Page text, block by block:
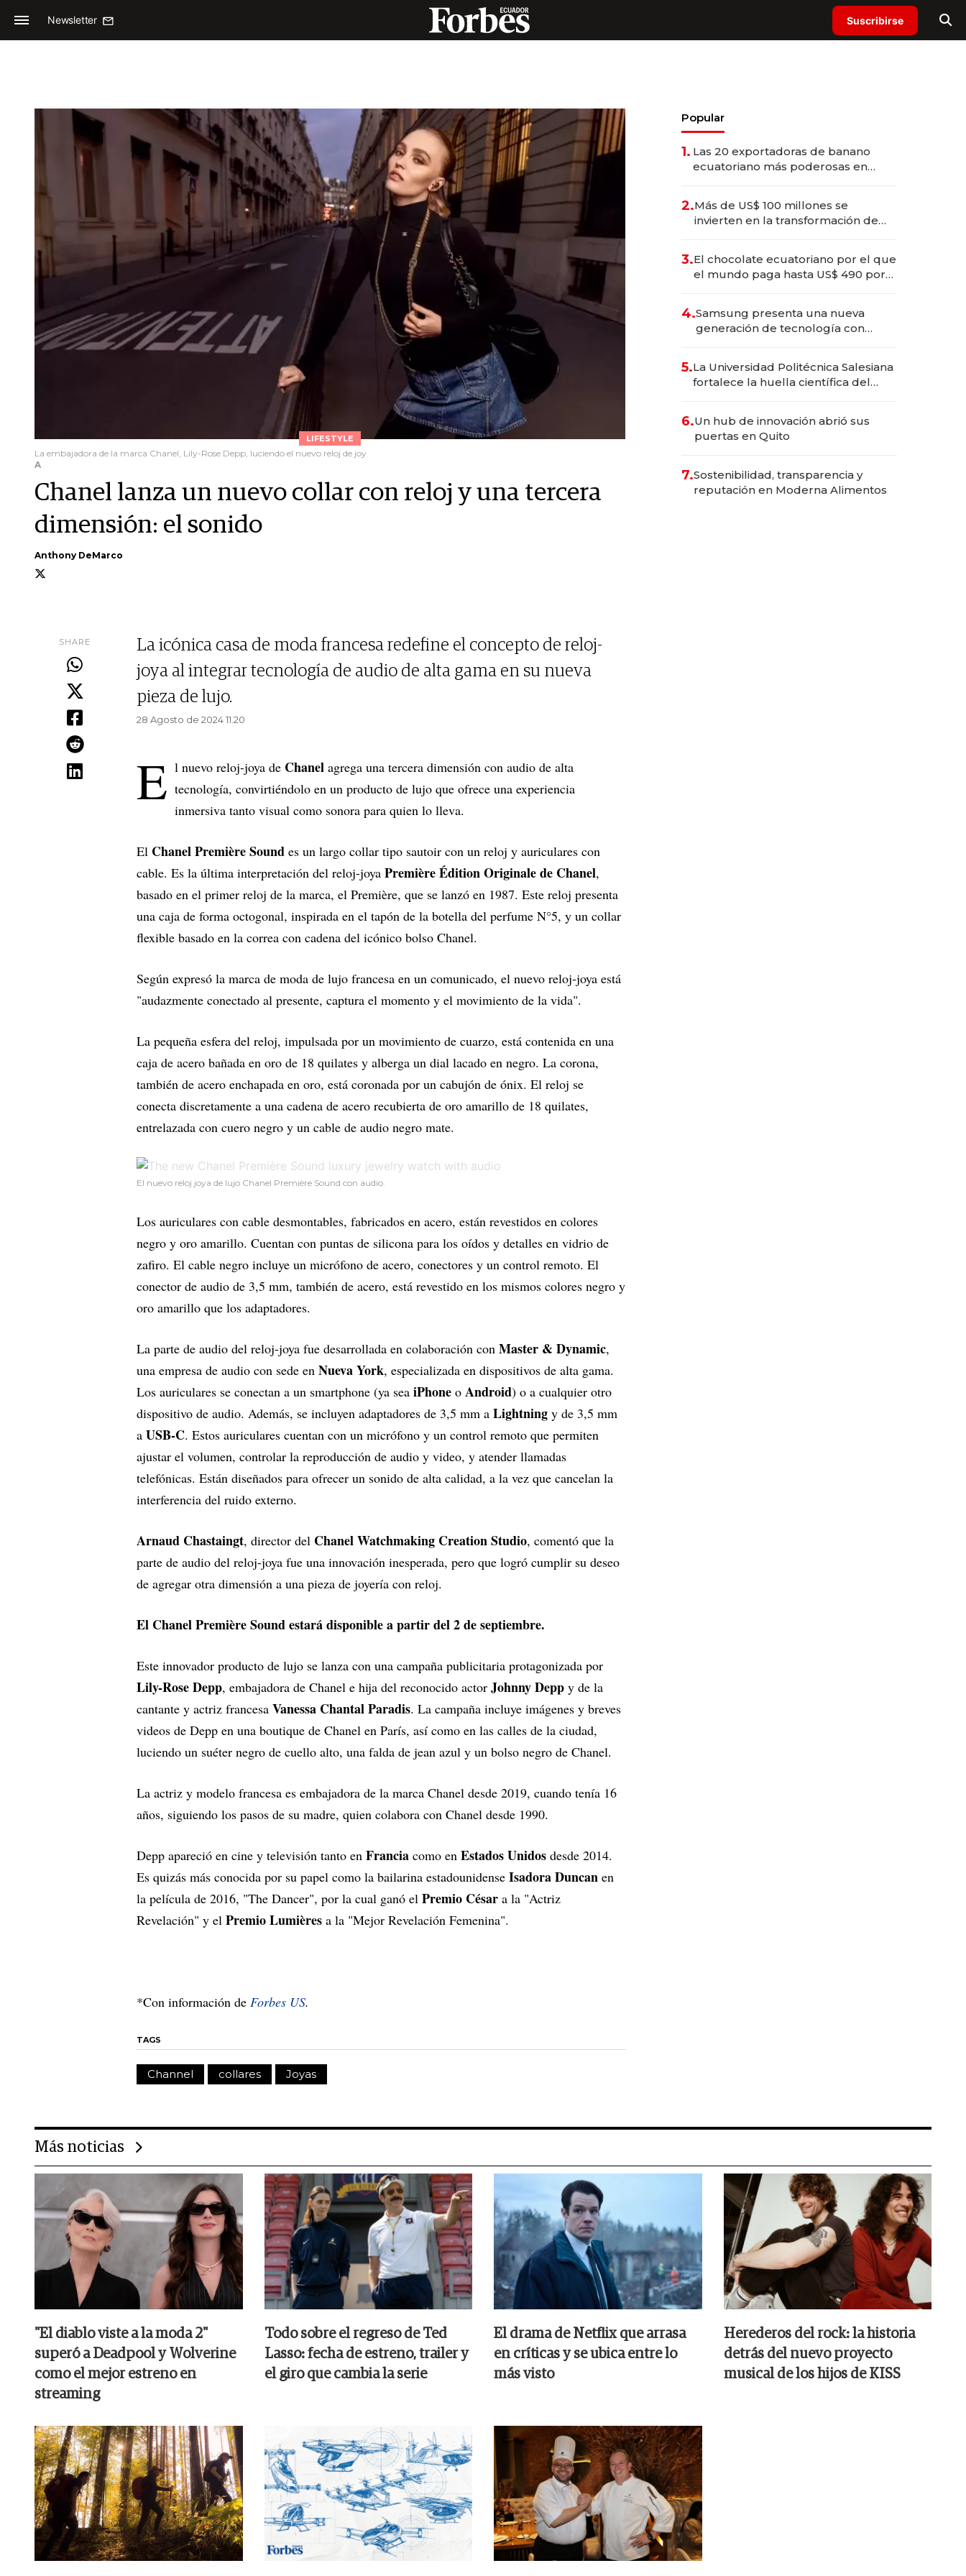
Newsletter Suscribirse
LIFESTYLE
La embajadora de la marca Chanel, Lily-Rose Depp, luciendo el nuevo reloj de joy
A
Chanel lanza un nuevo collar con reloj y una tercera
dimensión: el sonido
Anthony DeMarco
SHARE
La icónica casa de moda francesa redefine el concepto de reloj-
joya al integrar tecnología de audio de alta gama en su nueva
pieza de lujo.
28 Agosto de 2024 11.20
E l nuevo reloj-joya de Chanel agrega una tercera dimensión con audio de alta
tecnología, convirtiéndolo en un producto de lujo que ofrece una experiencia
inmersiva tanto visual como sonora para quien lo lleva.
El Chanel Première Sound es un largo collar tipo sautoir con un reloj y auriculares con
cable. Es la última interpretación del reloj-joya Première Édition Originale de Chanel,
basado en el primer reloj de la marca, el Première, que se lanzó en 1987. Este reloj presenta
una caja de forma octogonal, inspirada en el tapón de la botella del perfume N°5, y un collar
flexible basado en la correa con cadena del icónico bolso Chanel.
Según expresó la marca de moda de lujo francesa en un comunicado, el nuevo reloj-joya está
"audazmente conectado al presente, captura el momento y el movimiento de la vida".
La pequeña esfera del reloj, impulsada por un movimiento de cuarzo, está contenida en una
caja de acero bañada en oro de 18 quilates y alberga un dial lacado en negro. La corona,
también de acero enchapada en oro, está coronada por un cabujón de ónix. El reloj se
conecta discretamente a una cadena de acero recubierta de oro amarillo de 18 quilates,
entrelazada con cuero negro y un cable de audio negro mate.
El nuevo reloj joya de lujo Chanel Première Sound con audio.
Los auriculares con cable desmontables, fabricados en acero, están revestidos en colores
negro y oro amarillo. Cuentan con puntas de silicona para los oídos y detalles en vidrio de
zafiro. El cable negro incluye un micrófono de acero, conectores y un control remoto. El
conector de audio de 3,5 mm, también de acero, está revestido en los mismos colores negro y
oro amarillo que los adaptadores.
La parte de audio del reloj-joya fue desarrollada en colaboración con Master & Dynamic,
una empresa de audio con sede en Nueva York, especializada en dispositivos de alta gama.
Los auriculares se conectan a un smartphone (ya sea iPhone o Android) o a cualquier otro
dispositivo de audio. Además, se incluyen adaptadores de 3,5 mm a Lightning y de 3,5 mm
a USB-C. Estos auriculares cuentan con un micrófono y un control remoto que permiten
ajustar el volumen, controlar la reproducción de audio y video, y atender llamadas
telefónicas. Están diseñados para ofrecer un sonido de alta calidad, a la vez que cancelan la
interferencia del ruido externo.
Arnaud Chastaingt, director del Chanel Watchmaking Creation Studio, comentó que la
parte de audio del reloj-joya fue una innovación inesperada, pero que logró cumplir su deseo
de agregar otra dimensión a una pieza de joyería con reloj.
El Chanel Première Sound estará disponible a partir del 2 de septiembre.
Este innovador producto de lujo se lanza con una campaña publicitaria protagonizada por
Lily-Rose Depp, embajadora de Chanel e hija del reconocido actor Johnny Depp y de la
cantante y actriz francesa Vanessa Chantal Paradis. La campaña incluye imágenes y breves
videos de Depp en una boutique de Chanel en París, así como en las calles de la ciudad,
luciendo un suéter negro de cuello alto, una falda de jean azul y un bolso negro de Chanel.
La actriz y modelo francesa es embajadora de la marca Chanel desde 2019, cuando tenía 16
años, siguiendo los pasos de su madre, quien colabora con Chanel desde 1990.
Depp apareció en cine y televisión tanto en Francia como en Estados Unidos desde 2014.
Es quizás más conocida por su papel como la bailarina estadounidense Isadora Duncan en
la película de 2016, "The Dancer", por la cual ganó el Premio César a la "Actriz
Revelación" y el Premio Lumières a la "Mejor Revelación Femenina".
*Con información de Forbes US.
TAGS
Channel collares Joyas
Popular
1. Las 20 exportadoras de banano
ecuatoriano más poderosas en
2.Más de US$ 100 millones se
invierten en la transformación de
3.El chocolate ecuatoriano por el que
el mundo paga hasta US$ 490 por
4.Samsung presenta una nueva
generación de tecnología con
5.La Universidad Politécnica Salesiana
fortalece la huella científica del
6.Un hub de innovación abrió sus
puertas en Quito
7.Sostenibilidad, transparencia y
reputación en Moderna Alimentos
Más noticias
"El diablo viste a la moda 2"
superó a Deadpool y Wolverine
como el mejor estreno en
streaming
Todo sobre el regreso de Ted
Lasso: fecha de estreno, trailer y
el giro que cambia la serie
El drama de Netflix que arrasa
en críticas y se ubica entre lo
más visto
Herederos del rock: la historia
detrás del nuevo proyecto
musical de los hijos de KISS